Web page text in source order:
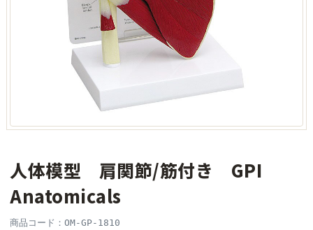
人体模型 肩関節/筋付き GPI
Anatomicals
商品コード：OM-GP-1810